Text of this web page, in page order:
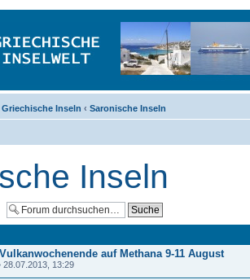
Griechische Inseln ‹ Saronische Inseln
Inseln
auf Methana 9-11 August
28.07.2013, 13:29